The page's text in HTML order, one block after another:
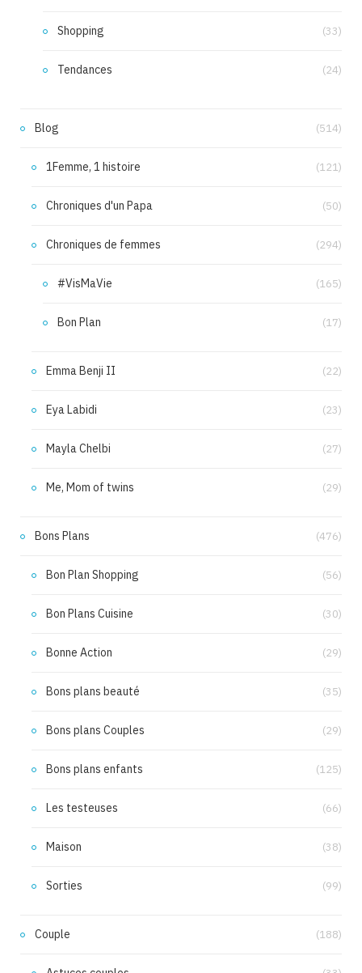
Shopping (33)
Tendances (24)
Blog (514)
1Femme, 1 histoire (121)
Chroniques d'un Papa (50)
Chroniques de femmes (294)
#VisMaVie (165)
Bon Plan (17)
Emma Benji II (22)
Eya Labidi (23)
Mayla Chelbi (27)
Me, Mom of twins (29)
Bons Plans (476)
Bon Plan Shopping (56)
Bon Plans Cuisine (30)
Bonne Action (29)
Bons plans beauté (35)
Bons plans Couples (29)
Bons plans enfants (125)
Les testeuses (66)
Maison (38)
Sorties (99)
Couple (188)